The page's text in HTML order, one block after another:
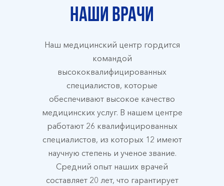
Наши врачи
Наш медицинский центр гордится
командой
высококвалифицированных
специалистов, которые
обеспечивают высокое качество
медицинских услуг. В нашем центре
работают 26 квалифицированных
специалистов, из которых 12 имеют
научную степень и ученое звание.
Средний опыт наших врачей
составляет 20 лет, что гарантирует